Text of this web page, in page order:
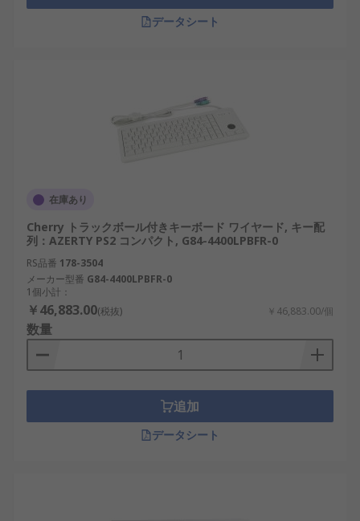
データシート
在庫あり
Cherry トラックボール付きキーボード ワイヤード, キー配
列：AZERTY PS2 コンパクト, G84-4400LPBFR-0
RS品番 178-3504
メーカー型番 G84-4400LPBFR-0
1個小計：
￥46,883.00(税抜) ￥46,883.00/個
数量
追加
データシート